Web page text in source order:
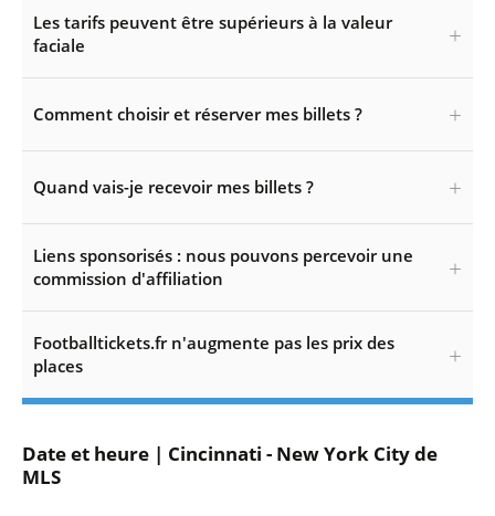
Les tarifs peuvent être supérieurs à la valeur
faciale
Comment choisir et réserver mes billets ?
Quand vais-je recevoir mes billets ?
Liens sponsorisés : nous pouvons percevoir une
commission d'affiliation
Footballtickets.fr n'augmente pas les prix des
places
Date et heure | Cincinnati - New York City de
MLS